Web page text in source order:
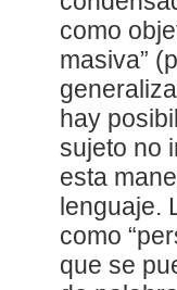
como
masiva”
hay
sujeto no
esta
lenguaje.
como
que se